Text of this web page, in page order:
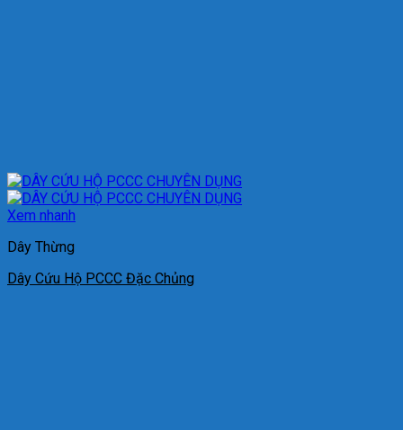
Xem nhanh
Dây Thừng
Dây Cứu Hộ PCCC Đặc Chủng